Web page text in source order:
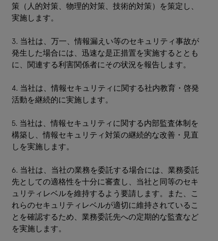
策（人的対策、物理的対策、技術的対策）を策定し、
実施します。
3. 当社は、万一、情報漏えい等のセキュリティ事故が
発生した場合には、迅速な是正措置を実施するととも
に、関連する利害関係者にその状況を報告します。
4. 当社は、情報セキュリティに関する社内教育・啓発
活動を継続的に実施します。
5. 当社は、情報セキュリティに関する内部監査体制を
構築し、情報セキュリティ対策の継続的な改善・見直
しを実施します。
6. 当社は、当社の業務を委託する場合には、業務委託
先としての適格性を十分に審査し、当社と同等のセキ
ュリティレベルを維持するよう要請します。また、こ
れらのセキュリティレベルが適切に維持されているこ
とを確認するため、業務委託先への定期的な監査など
を実施します。